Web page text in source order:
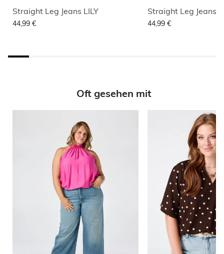
Straight Leg Jeans LILY
44,99 €
Straight Leg Jeans
44,99 €
Oft gesehen mit